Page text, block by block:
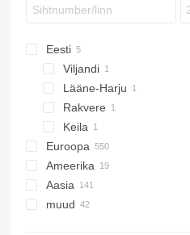
Eesti
Viljandi
Lääne-Harju
Rakvere
Keila
Euroopa
Holland
Poola
Saksamaa
Ameerika
Mehhiko
USA
Aasia
Hiina
muud